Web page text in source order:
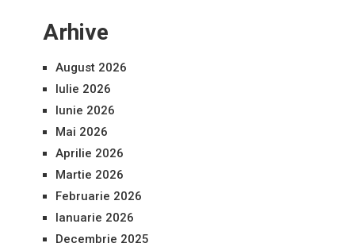
Arhive
August 2026
Iulie 2026
Iunie 2026
Mai 2026
Aprilie 2026
Martie 2026
Februarie 2026
Ianuarie 2026
Decembrie 2025